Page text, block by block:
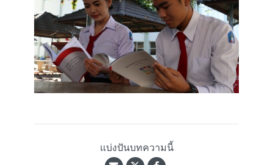
แบ่งปันบทความนี้